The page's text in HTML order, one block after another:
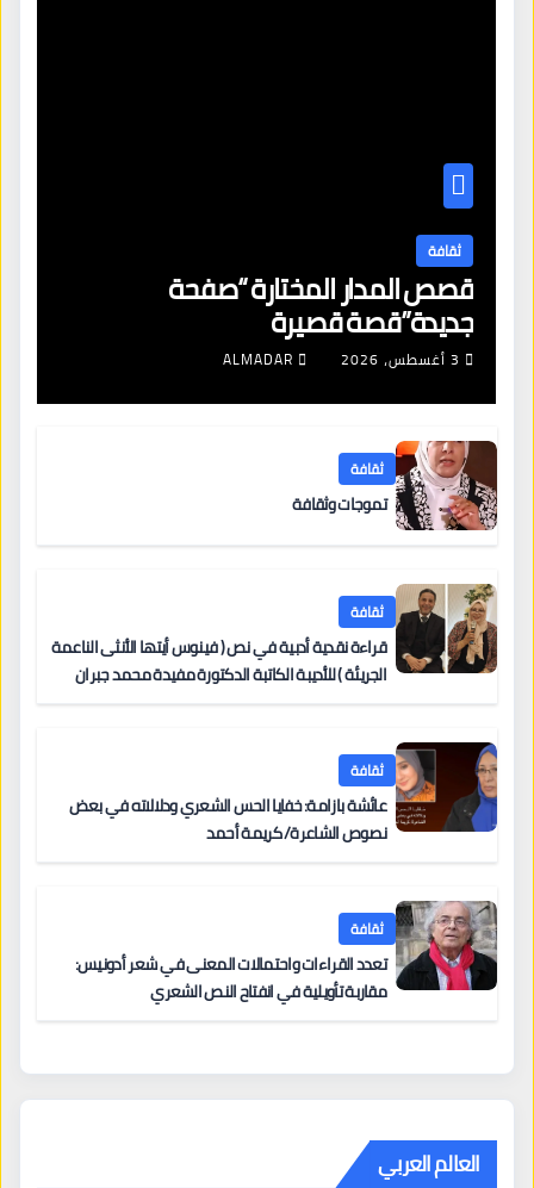
ثقافة
قصص المدار المختارة “صفحة
جديدة”قصة قصيرة
3 أغسطس، 2026 ALMADAR
ثقافة
تموجات وثقافة
ثقافة
قراءة نقدية أدبية في نص ( فينوس أيتها الأنثى الناعمة
الجريئة ) للأديبة الكاتبة الدكتورة مفيدة محمد جبران
ثقافة
عائشة بازامة: خفايا الحس الشعري ودلالاته في بعض
نصوص الشاعرة/ كريمة أحمد
ثقافة
تعدد القراءات واحتمالات المعنى في شعر أدونيس:
مقاربة تأويلية في انفتاح النص الشعري
العالم العربي